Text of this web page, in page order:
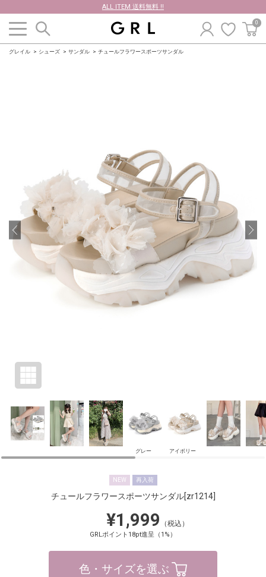
ALL ITEM 送料無料 !!
0
グレイル シューズ サンダル チュールフラワースポーツサンダル
グレー アイボリー
NEW 再入荷
チュールフラワースポーツサンダル[zr1214]
¥1,999 （税込）
GRLポイント18pt進呈（1%）
色・サイズを選ぶ